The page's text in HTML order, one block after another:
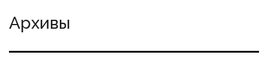
Архивы